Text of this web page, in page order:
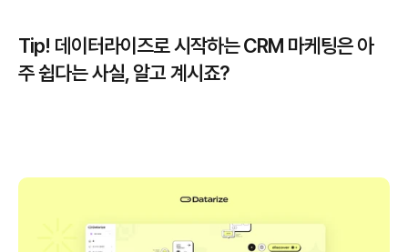
Tip! 데이터라이즈로 시작하는 CRM 마케팅은 아
주 쉽다는 사실, 알고 계시죠?